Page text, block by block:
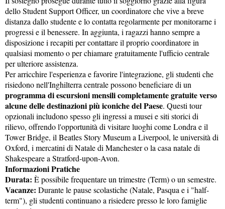
dello Student Support Officer, un coordinatore che vive a breve
distanza dallo studente e lo contatta regolarmente per monitorarne i
progressi e il benessere. In aggiunta, i ragazzi hanno sempre a
disposizione i recapiti per contattare il proprio coordinatore in
qualsiasi momento o per chiamare gratuitamente l'ufficio centrale
per ulteriore assistenza.
Per arricchire l'esperienza e favorire l'integrazione, gli studenti che
risiedono nell'Inghilterra centrale possono beneficiare di un
programma di escursioni mensili completamente gratuite verso
alcune delle destinazioni più iconiche del Paese. Questi tour
opzionali includono spesso gli ingressi a musei e siti storici di
rilievo, offrendo l'opportunità di visitare luoghi come Londra e il
Tower Bridge, il Beatles Story Museum a Liverpool, le università di
Oxford, i mercatini di Natale di Manchester o la casa natale di
Shakespeare a Stratford-upon-Avon.
Informazioni Pratiche
Durata: È possibile frequentare un trimestre (Term) o un semestre.
Vacanze: Durante le pause scolastiche (Natale, Pasqua e i "half-
term"), gli studenti continuano a risiedere presso le loro famiglie